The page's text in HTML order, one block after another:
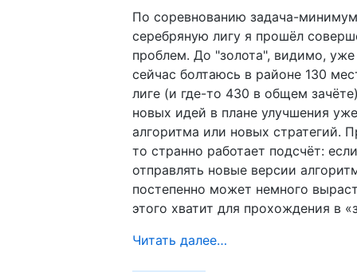
По соревнованию задача-
серебряную лигу я прошёл
проблем. До "золота", видимо,
сейчас болтаюсь в районе 130
лиге (и где-то 430 в общем
новых идей в плане улучшения
алгоритма или новых стратегий.
то странно работает подсчёт:
отправлять новые версии
постепенно может немного
этого хватит для прохождения в
Читать далее…